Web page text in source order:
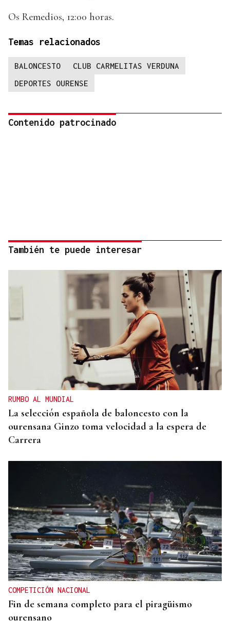
Os Remedios, 12:00 horas.
Temas relacionados
BALONCESTO
CLUB CARMELITAS VERDUNA
DEPORTES OURENSE
Contenido patrocinado
También te puede interesar
RUMBO AL MUNDIAL
La selección española de baloncesto con la
ourensana Ginzo toma velocidad a la espera de
Carrera
COMPETICIÓN NACIONAL
Fin de semana completo para el piragüismo
ourensano